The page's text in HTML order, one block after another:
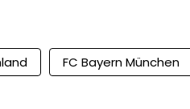
FC Bayern München